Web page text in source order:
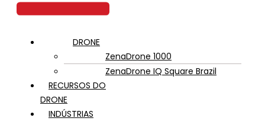
DRONE
ZenaDrone 1000
ZenaDrone IQ Square Brazil
RECURSOS DO
DRONE
INDÚSTRIAS